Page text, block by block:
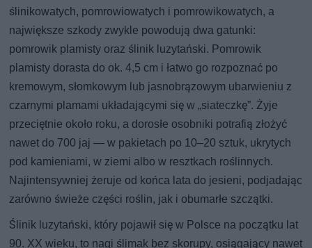
ślinikowatych, pomrowiowatych i pomrowikowatych, a
największe szkody zwykle powodują dwa gatunki:
pomrowik plamisty oraz ślinik luzytański. Pomrowik
plamisty dorasta do ok. 4,5 cm i łatwo go rozpoznać po
kremowym, słomkowym lub jasnobrązowym ubarwieniu z
czarnymi plamami układającymi się w „siateczkę”. Żyje
przeciętnie około roku, a dorosłe osobniki potrafią złożyć
nawet do 700 jaj — w pakietach po 10–20 sztuk, ukrytych
pod kamieniami, w ziemi albo w resztkach roślinnych.
Najintensywniej żeruje od końca lata do jesieni, podjadając
zarówno świeże części roślin, jak i obumarłe szczątki.
Ślinik luzytański, który pojawił się w Polsce na początku lat
90. XX wieku, to nagi ślimak bez skorupy, osiągający nawet